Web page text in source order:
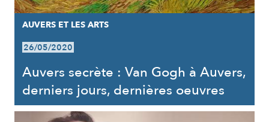
AUVERS ET LES ARTS
26/05/2020
Auvers secrète : Van Gogh à Auvers,
derniers jours, dernières oeuvres